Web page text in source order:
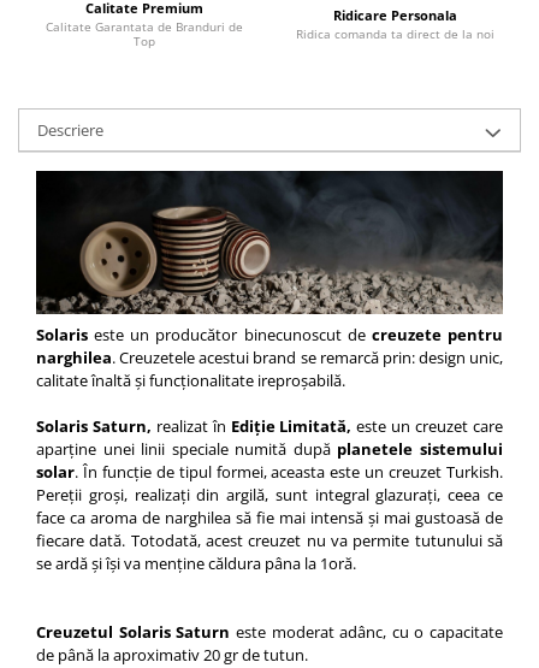
Calitate Premium
Calitate Garantata de Branduri de
Top
Ridicare Personala
Ridica comanda ta direct de la noi
Descriere
Solariseste un producător binecunoscut decreuzete pentru
narghilea. Creuzetele acestui brand se remarcă prin: design unic,
calitate înaltă și funcționalitate ireproșabilă.
Solaris Saturn, realizat în Ediție Limitată,este un creuzet care
aparține unei linii speciale numită dupăplanetele sistemului
solar. În funcție de tipul formei, aceasta este un creuzet Turkish.
Pereții groși, realizați din argilă, sunt integral glazurați, ceea ce
face ca aroma de narghilea să fie mai intensă și mai gustoasă de
fiecare dată. Totodată, acest creuzet nu va permite tutunului să
se ardă și își va menține căldura pâna la 1oră.
Creuzetul Solaris Saturn este moderat adânc, cu o capacitate
de până la aproximativ 20 gr de tutun.